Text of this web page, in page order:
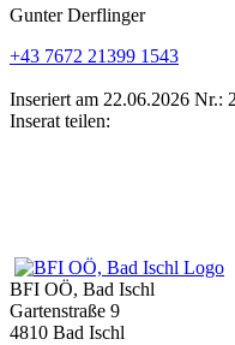
Gunter Derflinger
+43 7672 21399 1543
Inseriert am 22.06.2026 Nr.:
Inserat teilen:
BFI OÖ, Bad Ischl
Gartenstraße 9
4810 Bad Ischl